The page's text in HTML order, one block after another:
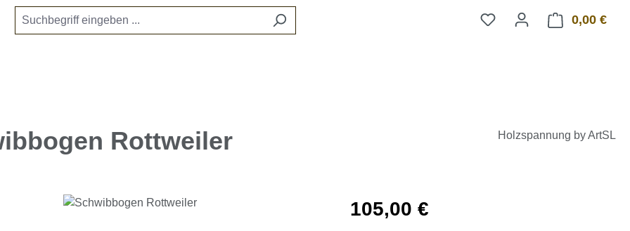
0,00 €
Rottweiler Holzspannung by ArtSL
überspringen Regulärer Preis:
105,00 €